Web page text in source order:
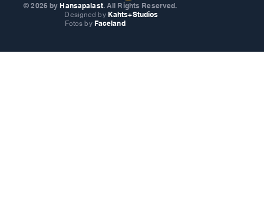
© 2026 byHansapalast. All Rights Reserved.
Fotos by Faceland
Designed by Kahts+Studios